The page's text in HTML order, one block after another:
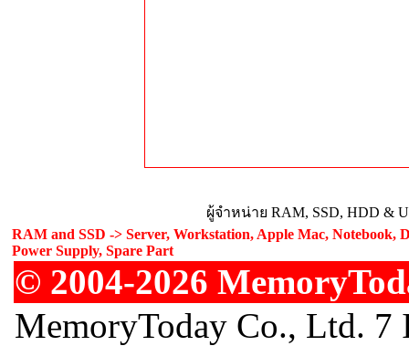
ผู้จำหน่าย RAM, SSD, HDD &
RAM and SSD -> Server, Workstation, Apple Mac, Notebook,
Power Supply, Spare Part
© 2004-2026
MemoryToday Co., Ltd.